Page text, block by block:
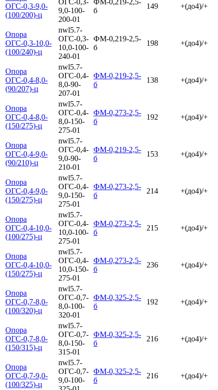
ОГС-0,3-9,0-
(100/200)-ц
ОГС-0,3-
9,0-100-
200-01
ФМ-0,219-2,5-
б
149 +(до4)/+
Опора
ОГС-0,3-10,0-
(100/240)-ц
nwl5.7-
ОГС-0,3-
10,0-100-
240-01
ФМ-0,219-2,5-
б
198 +(до4)/+
Опора
ОГС-0,4-8,0-
(90/207)-ц
nwl5.7-
ОГС-0,4-
8,0-90-
207-01
ФМ-0,219-2,5-
б
138 +(до4)/+
Опора
ОГС-0,4-8,0-
(150/275)-ц
nwl5.7-
ОГС-0,4-
8,0-150-
275-01
ФМ-0,273-2,5-
б
192 +(до4)/+
Опора
ОГС-0,4-9,0-
(90/210)-ц
nwl5.7-
ОГС-0,4-
9,0-90-
210-01
ФМ-0,219-2,5-
б
153 +(до4)/+
Опора
ОГС-0,4-9,0-
(150/275)-ц
nwl5.7-
ОГС-0,4-
9,0-150-
275-01
ФМ-0,273-2,5-
б
214 +(до4)/+
Опора
ОГС-0,4-10,0-
(100/275)-ц
nwl5.7-
ОГС-0,4-
10,0-100-
275-01
ФМ-0,273-2,5-
б
215 +(до4)/+
Опора
ОГС-0,4-10,0-
(150/275)-ц
nwl5.7-
ОГС-0,4-
10,0-150-
275-01
ФМ-0,273-2,5-
б
236 +(до4)/+
Опора
ОГС-0,7-8,0-
(100/320)-ц
nwl5.7-
ОГС-0,7-
8,0-100-
320-01
ФМ-0,325-2,5-
б
192 +(до4)/+
Опора
ОГС-0,7-8,0-
(150/315)-ц
nwl5.7-
ОГС-0,7-
8,0-150-
315-01
ФМ-0,325-2,5-
б
216 +(до4)/+
Опора
ОГС-0,7-9,0-
(100/325)-ц
nwl5.7-
ОГС-0,7-
9,0-100-
ФМ-0,325-2,5-
б
216 +(до4)/+